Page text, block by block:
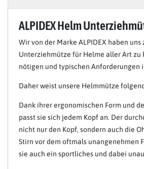
ALPIDEX Helm
Wir von der Marke ALPIDEX haben
Unterziehmütze für Helme aller Art zu
nötigen und typischen Anforderungen
Daher weist unsere Helmmütze
Dank ihrer ergonomischen Form und
passt sie sich jedem Kopf an. Der
nicht nur den Kopf, sondern auch die
Stirn vor dem oftmals unangenehmen
sie auch ein sportliches und dabei